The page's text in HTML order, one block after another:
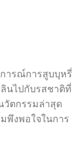
การณ์การสูบบุหรี่
นไปกับรสชาติที่
ตกรรมล่าสุด
พึงพอใจในการ